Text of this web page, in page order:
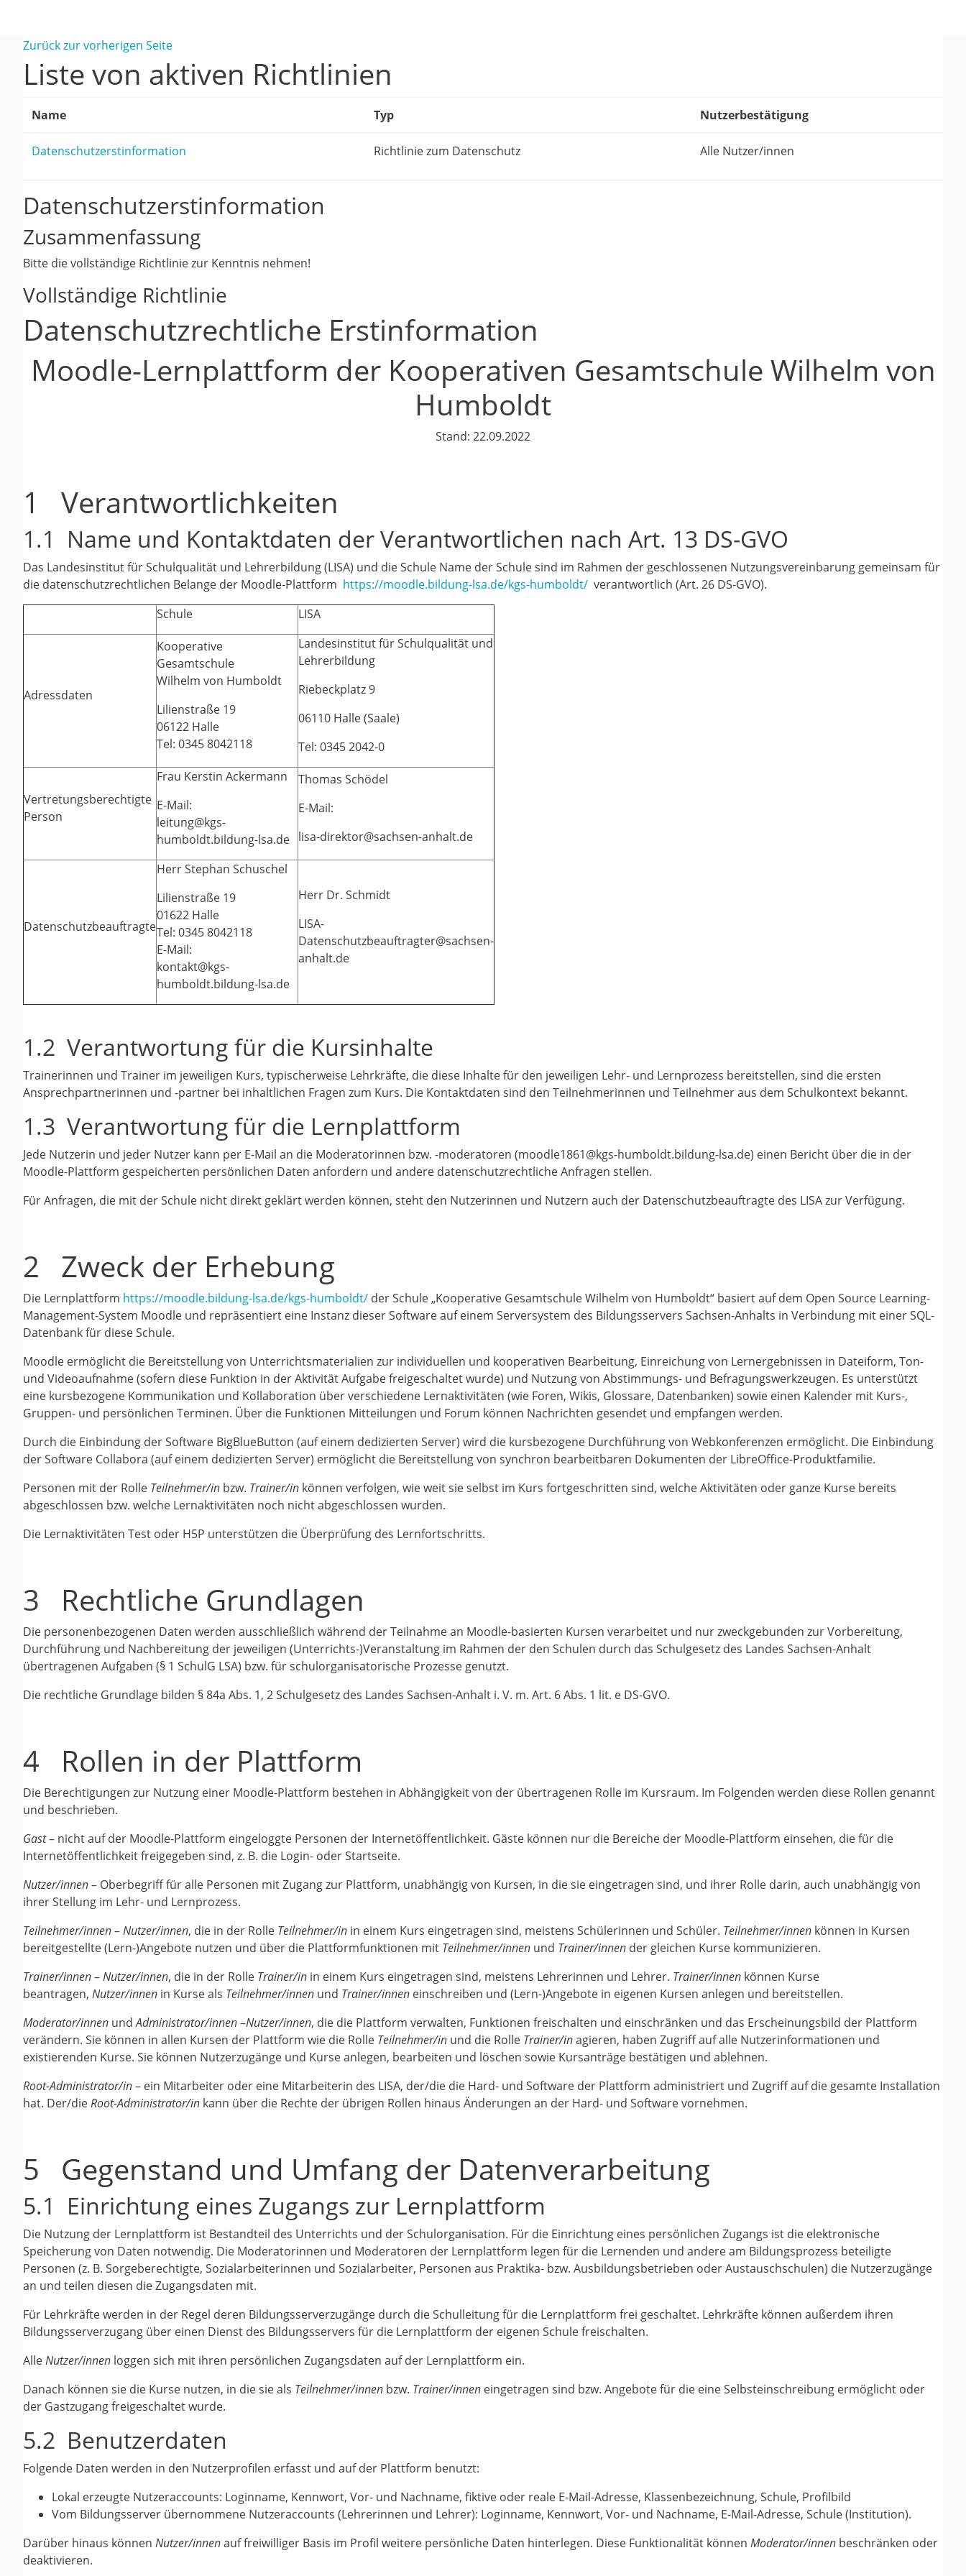
Zurück zur vorherigen Seite
Liste von aktiven Richtlinien
Name Typ Nutzerbestätigung
Datenschutzerstinformation Richtlinie zum Datenschutz Alle Nutzer/innen
Datenschutzerstinformation
Zusammenfassung
Bitte die vollständige Richtlinie zur Kenntnis nehmen!
Vollständige Richtlinie
Datenschutzrechtliche Erstinformation
Moodle-Lernplattform der Kooperativen Gesamtschule Wilhelm von
Humboldt
Stand: 22.09.2022
1 Verantwortlichkeiten
1.1 Name und Kontaktdaten der Verantwortlichen nach Art. 13 DS-GVO
Das Landesinstitut für Schulqualität und Lehrerbildung (LISA) und die Schule Name der Schule sind im Rahmen der geschlossenen Nutzungsvereinbarung gemeinsam für
die datenschutzrechtlichen Belange der Moodle-Plattform https://moodle.bildung-lsa.de/kgs-humboldt/ verantwortlich (Art. 26 DS-GVO).
Schule
LISA
Adressdaten
Kooperative
Gesamtschule
Wilhelm von Humboldt
Lilienstraße 19
06122 Halle
Tel: 0345 8042118
Landesinstitut für Schulqualität und
Lehrerbildung
Riebeckplatz 9
06110 Halle (Saale)
Tel: 0345 2042-0
Vertretungsberechtigte
Person
Frau Kerstin Ackermann
E-Mail:
leitung@kgs-
humboldt.bildung-lsa.de
Thomas Schödel
E-Mail:
lisa-direktor@sachsen-anhalt.de
Datenschutzbeauftragte
Herr Stephan Schuschel
Lilienstraße 19
01622 Halle
Tel: 0345 8042118
E-Mail:
kontakt@kgs-
humboldt.bildung-lsa.de
Herr Dr. Schmidt
LISA-
Datenschutzbeauftragter@sachsen-
anhalt.de
1.2 Verantwortung für die Kursinhalte
Trainerinnen und Trainer im jeweiligen Kurs, typischerweise Lehrkräfte, die diese Inhalte für den jeweiligen Lehr- und Lernprozess bereitstellen, sind die ersten
Ansprechpartnerinnen und -partner bei inhaltlichen Fragen zum Kurs. Die Kontaktdaten sind den Teilnehmerinnen und Teilnehmer aus dem Schulkontext bekannt.
1.3 Verantwortung für die Lernplattform
Jede Nutzerin und jeder Nutzer kann per E-Mail an die Moderatorinnen bzw. -moderatoren (moodle1861@kgs-humboldt.bildung-lsa.de) einen Bericht über die in der
Moodle-Plattform gespeicherten persönlichen Daten anfordern und andere datenschutzrechtliche Anfragen stellen.
Für Anfragen, die mit der Schule nicht direkt geklärt werden können, steht den Nutzerinnen und Nutzern auch der Datenschutzbeauftragte des LISA zur Verfügung.
2 Zweck der Erhebung
Die Lernplattform https://moodle.bildung-lsa.de/kgs-humboldt/ der Schule „Kooperative Gesamtschule Wilhelm von Humboldt“ basiert auf dem Open Source Learning-
Management-System Moodle und repräsentiert eine Instanz dieser Software auf einem Serversystem des Bildungsservers Sachsen-Anhalts in Verbindung mit einer SQL-
Datenbank für diese Schule.
Moodle ermöglicht die Bereitstellung von Unterrichtsmaterialien zur individuellen und kooperativen Bearbeitung, Einreichung von Lernergebnissen in Dateiform, Ton-
und Videoaufnahme (sofern diese Funktion in der Aktivität Aufgabe freigeschaltet wurde) und Nutzung von Abstimmungs- und Befragungswerkzeugen. Es unterstützt
eine kursbezogene Kommunikation und Kollaboration über verschiedene Lernaktivitäten (wie Foren, Wikis, Glossare, Datenbanken) sowie einen Kalender mit Kurs-,
Gruppen- und persönlichen Terminen. Über die Funktionen Mitteilungen und Forum können Nachrichten gesendet und empfangen werden.
Durch die Einbindung der Software BigBlueButton (auf einem dedizierten Server) wird die kursbezogene Durchführung von Webkonferenzen ermöglicht. Die Einbindung
der Software Collabora (auf einem dedizierten Server) ermöglicht die Bereitstellung von synchron bearbeitbaren Dokumenten der LibreOffice-Produktfamilie.
Personen mit der Rolle Teilnehmer/in bzw. Trainer/in können verfolgen, wie weit sie selbst im Kurs fortgeschritten sind, welche Aktivitäten oder ganze Kurse bereits
abgeschlossen bzw. welche Lernaktivitäten noch nicht abgeschlossen wurden.
Die Lernaktivitäten Test oder H5P unterstützen die Überprüfung des Lernfortschritts.
3 Rechtliche Grundlagen
Die personenbezogenen Daten werden ausschließlich während der Teilnahme an Moodle-basierten Kursen verarbeitet und nur zweckgebunden zur Vorbereitung,
Durchführung und Nachbereitung der jeweiligen (Unterrichts-)Veranstaltung im Rahmen der den Schulen durch das Schulgesetz des Landes Sachsen-Anhalt
übertragenen Aufgaben (§ 1 SchulG LSA) bzw. für schulorganisatorische Prozesse genutzt.
Die rechtliche Grundlage bilden § 84a Abs. 1, 2 Schulgesetz des Landes Sachsen-Anhalt i. V. m. Art. 6 Abs. 1 lit. e DS-GVO.
4 Rollen in der Plattform
Die Berechtigungen zur Nutzung einer Moodle-Plattform bestehen in Abhängigkeit von der übertragenen Rolle im Kursraum. Im Folgenden werden diese Rollen genannt
und beschrieben.
Gast– nicht auf der Moodle-Plattform eingeloggte Personen der Internetöffentlichkeit. Gäste können nur die Bereiche der Moodle-Plattform einsehen, die für die
Internetöffentlichkeit freigegeben sind, z. B. die Login- oder Startseite.
Nutzer/innen– Oberbegriff für alle Personen mit Zugang zur Plattform, unabhängig von Kursen, in die sie eingetragen sind, und ihrer Rolle darin, auch unabhängig von
ihrer Stellung im Lehr- und Lernprozess.
Teilnehmer/innen–Nutzer/innen, die in der Rolle Teilnehmer/in in einem Kurs eingetragen sind, meistens Schülerinnen und Schüler. Teilnehmer/innen können in Kursen
bereitgestellte (Lern-)Angebote nutzen und über die Plattformfunktionen mit Teilnehmer/innen und Trainer/innen der gleichen Kurse kommunizieren.
Trainer/innen–Nutzer/innen, die in der Rolle Trainer/in in einem Kurs eingetragen sind, meistens Lehrerinnen und Lehrer. Trainer/innen können Kurse
beantragen, Nutzer/innen in Kurse als Teilnehmer/innen und Trainer/innen einschreiben und (Lern-)Angebote in eigenen Kursen anlegen und bereitstellen.
Moderator/innen undAdministrator/innen–Nutzer/innen, die die Plattform verwalten, Funktionen freischalten und einschränken und das Erscheinungsbild der Plattform
verändern. Sie können in allen Kursen der Plattform wie die Rolle Teilnehmer/in und die Rolle Trainer/inagieren, haben Zugriff auf alle Nutzerinformationen und
existierenden Kurse. Sie können Nutzerzugänge und Kurse anlegen, bearbeiten und löschen sowie Kursanträge bestätigen und ablehnen.
Root-Administrator/in– ein Mitarbeiter oder eine Mitarbeiterin des LISA, der/die die Hard- und Software der Plattform administriert und Zugriff auf die gesamte Installation
hat. Der/dieRoot-Administrator/in kann über die Rechte der übrigen Rollen hinaus Änderungen an der Hard- und Software vornehmen.
5 Gegenstand und Umfang der Datenverarbeitung
5.1 Einrichtung eines Zugangs zur Lernplattform
Die Nutzung der Lernplattform ist Bestandteil des Unterrichts und der Schulorganisation. Für die Einrichtung eines persönlichen Zugangs ist die elektronische
Speicherung von Daten notwendig. Die Moderatorinnen und Moderatoren der Lernplattform legen für die Lernenden und andere am Bildungsprozess beteiligte
Personen (z. B. Sorgeberechtigte, Sozialarbeiterinnen und Sozialarbeiter, Personen aus Praktika- bzw. Ausbildungsbetrieben oder Austauschschulen) die Nutzerzugänge
an und teilen diesen die Zugangsdaten mit.
Für Lehrkräfte werden in der Regel deren Bildungsserverzugänge durch die Schulleitung für die Lernplattform frei geschaltet. Lehrkräfte können außerdem ihren
Bildungsserverzugang über einen Dienst des Bildungsservers für die Lernplattform der eigenen Schule freischalten.
AlleNutzer/innen loggen sich mit ihren persönlichen Zugangsdaten auf der Lernplattform ein.
Danach können sie die Kurse nutzen, in die sie als Teilnehmer/innen bzw. Trainer/innen eingetragen sind bzw. Angebote für die eine Selbsteinschreibung ermöglicht oder
der Gastzugang freigeschaltet wurde.
5.2 Benutzerdaten
Folgende Daten werden in den Nutzerprofilen erfasst und auf der Plattform benutzt:
Lokal erzeugte Nutzeraccounts: Loginname, Kennwort, Vor- und Nachname, fiktive oder reale E-Mail-Adresse, Klassenbezeichnung, Schule, Profilbild
Vom Bildungsserver übernommene Nutzeraccounts (Lehrerinnen und Lehrer): Loginname, Kennwort, Vor- und Nachname, E-Mail-Adresse, Schule (Institution).
Darüber hinaus können Nutzer/innenauf freiwilliger Basis im Profil weitere persönliche Daten hinterlegen. Diese Funktionalität können Moderator/innen beschränken oder
deaktivieren.